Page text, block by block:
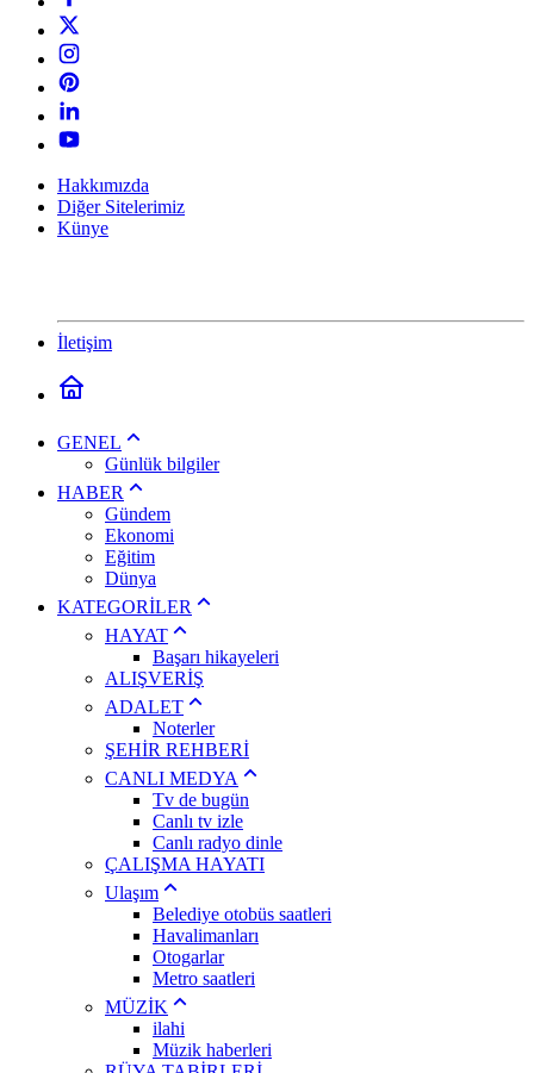
Hakkımızda
Diğer Sitelerimiz
Künye
İletişim
GENEL
Günlük bilgiler
HABER
Gündem
Ekonomi
Eğitim
Dünya
KATEGORİLER
HAYAT
Başarı hikayeleri
ALIŞVERİŞ
ADALET
Noterler
ŞEHİR REHBERİ
CANLI MEDYA
Tv de bugün
Canlı tv izle
Canlı radyo dinle
ÇALIŞMA HAYATI
Ulaşım
Belediye otobüs saatleri
Havalimanları
Otogarlar
Metro saatleri
MÜZİK
ilahi
Müzik haberleri